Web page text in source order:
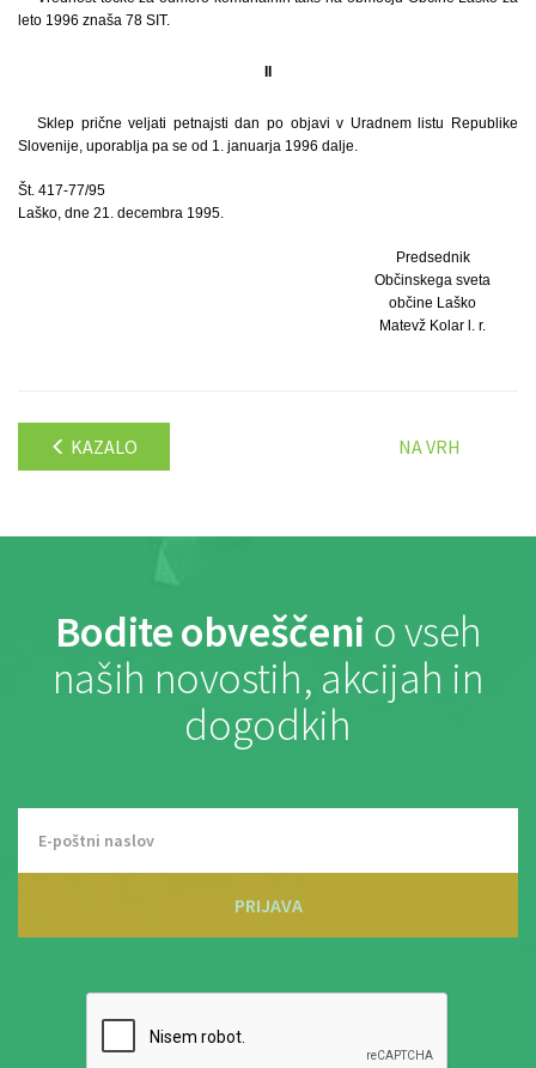
leto 1996 znaša 78 SIT.
II
Sklep prične veljati petnajsti dan po objavi v Uradnem listu Republike
Slovenije, uporablja pa se od 1. januarja 1996 dalje.
Št. 417-77/95
Laško, dne 21. decembra 1995.
Predsednik
Občinskega sveta
občine Laško
Matevž Kolar l. r.
KAZALO NA VRH
Bodite obveščeni o vseh
naših novostih, akcijah in
dogodkih
PRIJAVA